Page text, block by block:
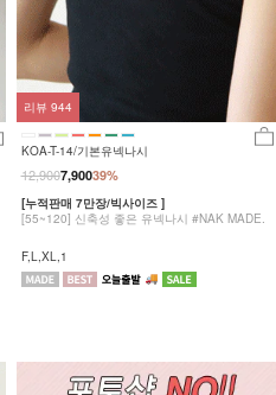
KOA-T-14/기본유넥나시
39%
12,9007,900
[누적판매 7만장/빅사이즈 ]
[55~120] 신축성 좋은 유넥나시 #NAK MADE.
F,L,XL,1
리뷰 944